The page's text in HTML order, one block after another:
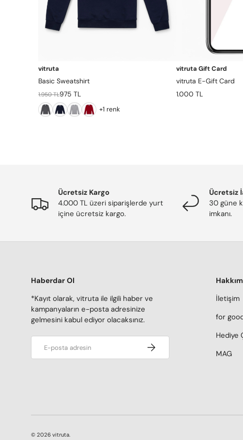
vitruta
Basic Sweatshirt
1.950 TL975 TL
+1 renk
vitruta Gift Card
vitruta E-Gift Card
1.000 TL
Ücretsiz Kargo
4.000 TL üzeri siparişlerde yurt
içine ücretsiz kargo.
Ücretsiz
30 güne
imkanı.
Haberdar Ol
*Kayıt olarak, vitruta ile ilgili haber ve
kampanyaların e-posta adresinize
gelmesini kabul ediyor olacaksınız.
Kaydol
İletişim
for
Hediye
MAG
© 2026 vitruta.